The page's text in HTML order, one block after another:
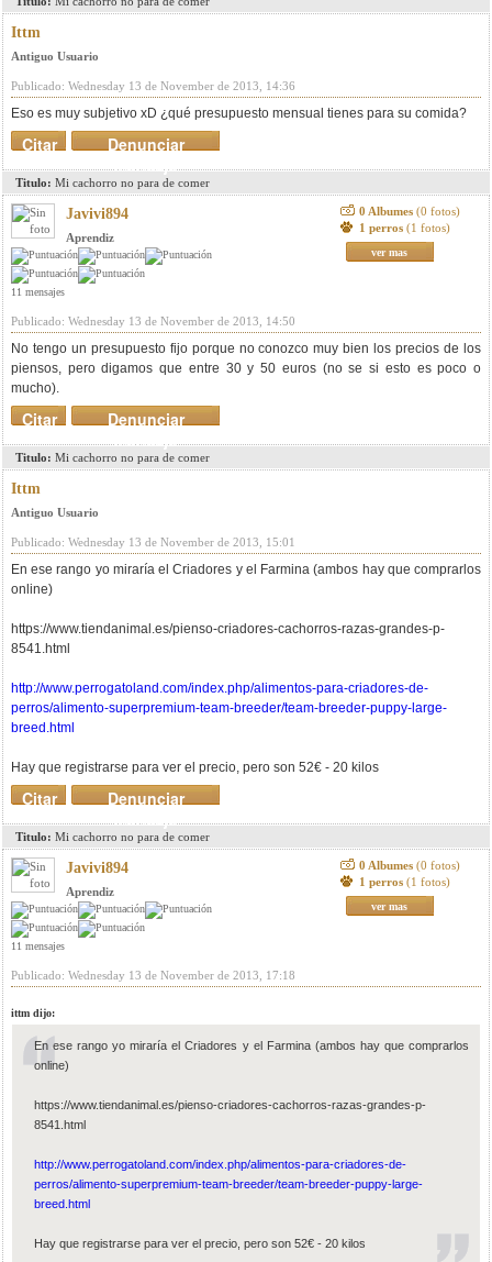
Ittm
Antiguo Usuario
Publicado: Wednesday 13 de November de 2013, 14:36
Eso es muy subjetivo xD ¿qué presupuesto mensual tienes para su comida?
Denunciar
mensaje
Citar
Titulo: Mi cachorro no para de comer
Javivi894
Aprendiz
11 mensajes
0 Albumes (0 fotos)
1 perros (1 fotos)
ver mas
Publicado: Wednesday 13 de November de 2013, 14:50
No tengo un presupuesto fijo porque no conozco muy bien los precios de los
piensos, pero digamos que entre 30 y 50 euros (no se si esto es poco o
mucho).
Denunciar
mensaje
Citar
Titulo: Mi cachorro no para de comer
Ittm
Antiguo Usuario
Publicado: Wednesday 13 de November de 2013, 15:01
En ese rango yo miraría el Criadores y el Farmina (ambos hay que comprarlos
online)
https://www.tiendanimal.es/pienso-criadores-cachorros-razas-grandes-p-
8541.html
http://www.perrogatoland.com/index.php/alimentos-para-criadores-de-
perros/alimento-superpremium-team-breeder/team-breeder-puppy-large-
breed.html
Hay que registrarse para ver el precio, pero son 52€ - 20 kilos
Denunciar
mensaje
Citar
Titulo: Mi cachorro no para de comer
Javivi894
Aprendiz
11 mensajes
0 Albumes (0 fotos)
1 perros (1 fotos)
ver mas
Publicado: Wednesday 13 de November de 2013, 17:18
ittm dijo:
En ese rango yo miraría el Criadores y el Farmina (ambos hay que comprarlos
online)
https://www.tiendanimal.es/pienso-criadores-cachorros-razas-grandes-p-
8541.html
http://www.perrogatoland.com/index.php/alimentos-para-criadores-de-
perros/alimento-superpremium-team-breeder/team-breeder-puppy-large-
breed.html
Hay que registrarse para ver el precio, pero son 52€ - 20 kilos